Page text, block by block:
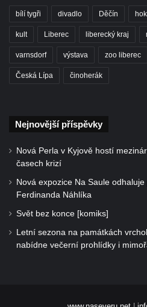
bílí tygři divadlo Děčín
kult Liberec liberecký kraj
varnsdorf výstava zoo liberec
Česká Lípa činoherák
Nejnovější příspěvky
Nová Perla v Kyjově hostí
časech krizí
Nová expozice Na Saule
Ferdinanda Náhlíka
Svět bez konce [komiks]
Letní sezona na památkách
nabídne večerní prohlídky i